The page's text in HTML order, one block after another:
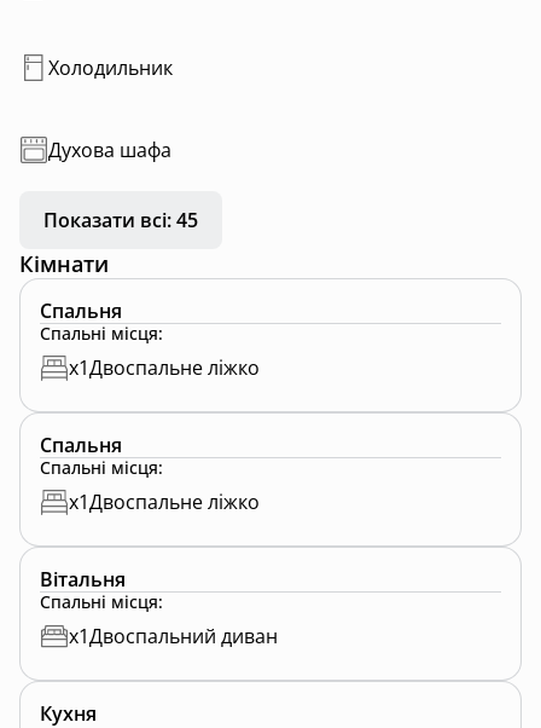
Холодильник
Духова шафа
Показати всі: 45
Кімнати
Спальня
Спальні місця:
x1Двоспальне ліжко
Спальня
Спальні місця:
x1Двоспальне ліжко
Вітальня
Спальні місця:
x1Двоспальний диван
Кухня